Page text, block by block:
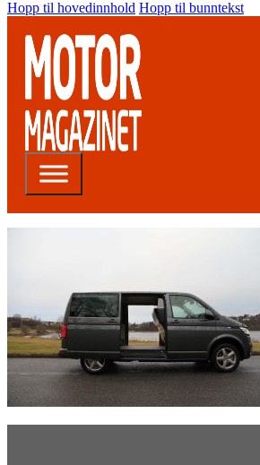
Hopp til hovedinnhold Hopp til bunntekst